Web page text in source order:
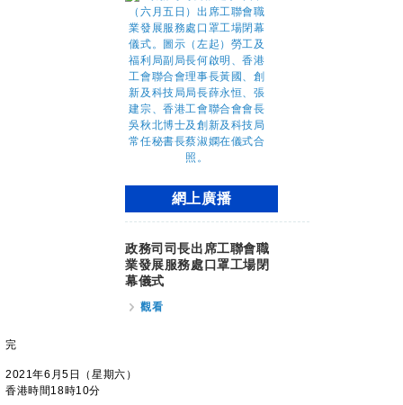
網上廣播
政務司司長出席工聯會職
業發展服務處口罩工場閉
幕儀式
觀看
完
2021年6月5日（星期六）
香港時間18時10分